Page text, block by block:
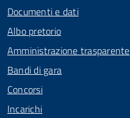
Documenti e dati
Albo pretorio
Amministrazione trasparente
Bandi di gara
Concorsi
Incarichi